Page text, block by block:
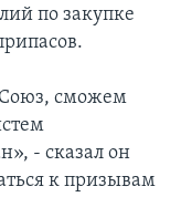
по закупке
сможем
- сказал он
к призывам